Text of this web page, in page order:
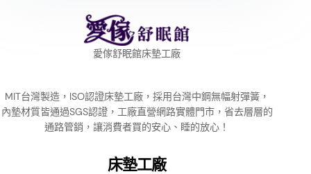
愛傢舒眠館床墊工廠
MIT台灣製造，ISO認證床墊工廠，採用台灣中鋼無幅射彈簧，
內墊材質皆通過SGS認證，工廠直營網路實體門市，省去層層的
通路管銷，讓消費者買的安心、睡的放心！
床墊工廠